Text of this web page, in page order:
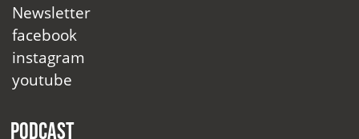
Newsletter
facebook
instagram
youtube
Podcast